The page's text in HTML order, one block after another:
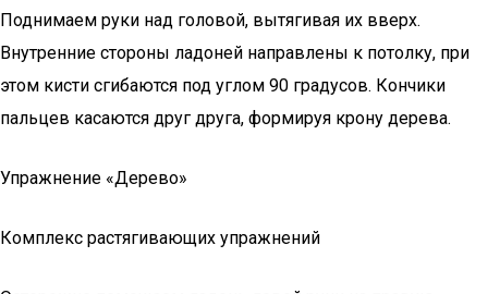
Поднимаем руки над головой, вытягивая их вверх.
Внутренние стороны ладоней направлены к потолку, при
этом кисти сгибаются под углом 90 градусов. Кончики
пальцев касаются друг друга, формируя крону дерева.
Упражнение «Дерево»
Комплекс растягивающих упражнений